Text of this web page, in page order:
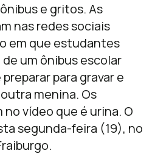
e gritos. As
nas redes sociais
em que estudantes
um ônibus escolar
para gravar e
menina. Os
vídeo que é urina. O
segunda-feira (19), no